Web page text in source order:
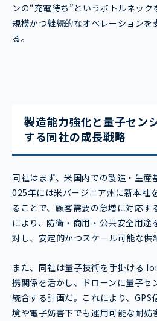
ンの“充電待ち”というボトルネッ
規模かつ継続的なオペレーションを
る。
製造能力強化と量子セン
する同社の成長戦略
同社はまず、米国内での製造・生産
025年には米バージニア州に新本社
ることで、顧客需要の急増に対応す
により、防衛・商用・公共安全用途
対し、安定的かつスケール可能な供
また、同社は量子技術を手掛ける
携関係を活かし、ドローンに量子セ
統合する計画だ。これにより、GPS
境や電子妨害下でも運用可能な耐妨